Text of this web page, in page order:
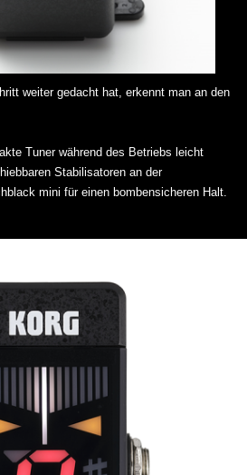
weiter gedacht hat, erkennt man an den
Tuner während des Betriebs leicht
Stabilisatoren an der
mini für einen bombensicheren Halt.